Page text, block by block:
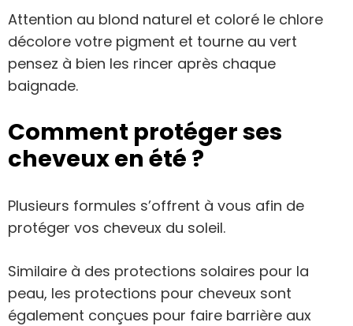
Attention au blond naturel et coloré le chlore
décolore votre pigment et tourne au vert
pensez à bien les rincer après chaque
baignade.
Comment protéger ses
cheveux en été ?
Plusieurs formules s’offrent à vous afin de
protéger vos cheveux du soleil.
Similaire à des protections solaires pour la
peau, les protections pour cheveux sont
également conçues pour faire barrière aux